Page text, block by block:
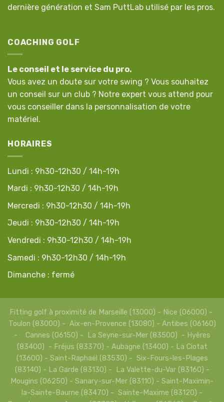
dernière génération et Sam PuttLab utilisé par les pros.
COACHING GOLF
Le conseil et le service du pro.
Vous avez un doute sur votre swing ? Vous souhaitez
un conseil sur un club ? Notre expert vous attend pour
vous conseiller dans la personnalisation de votre
matériel.
HORAIRES
Lundi : 9h30-12h30 / 14h-19h
Mardi : 9h30-12h30 / 14h-19h
Mercredi : 9h30-12h30 / 14h-19h
Jeudi : 9h30-12h30 / 14h-19h
Vendredi : 9h30-12h30 / 14h-19h
Samedi : 9h30-12h30 / 14h-19h
Dimanche : fermé
Fitting golf à proximité de Marseille (13000) - Nice (06000) -
Toulon (83000) - Aix-en-Provence (13080) - Antibes (06160)
- Cannes (06150) - La Seyne-sur-Mer (83500) - Hyères
(83400) - Fréjus (83370) - Aubagne (13400) - La Ciotat
(13600) - Saint-Raphaël (83530) - Six-Fours-les-Plages
(83140) - La Garde (83130) - La Valette-du-Var (83160) -
Mougins (06250) - Sanary-sur-Mer (83110) - Saint-Maximin-
la-Sainte-Baume (83470) - Sainte-Maxime (83120) -